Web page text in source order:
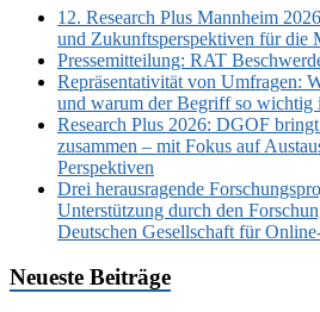
12. Research Plus Mannheim
und Zukunftsperspektiven für die
Pressemitteilung: RAT
Repräsentativität von Umfragen:
und warum der Begriff so wichtig
Research Plus 2026: DGOF
zusammen – mit Fokus auf
Perspektiven
Drei herausragende
Unterstützung durch den
Deutschen Gesellschaft für
Neueste Beiträge